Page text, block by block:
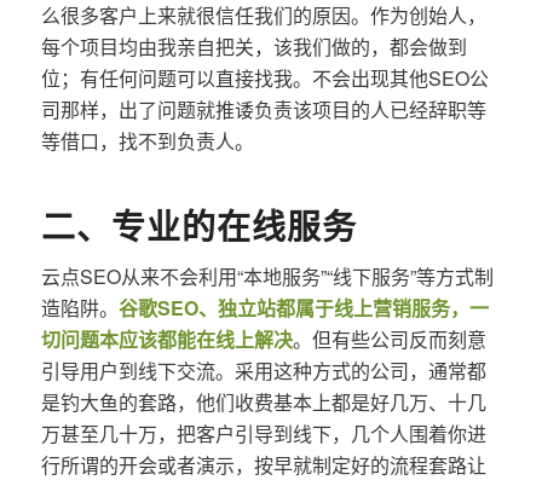
么很多客户上来就很信任我们的原因。作为创始人，
每个项目均由我亲自把关，该我们做的，都会做到
位；有任何问题可以直接找我。不会出现其他SEO公
司那样，出了问题就推诿负责该项目的人已经辞职等
等借口，找不到负责人。
二、专业的在线服务
云点SEO从来不会利用“本地服务”“线下服务”等方式制
造陷阱。 谷歌SEO、独立站都属于线上营销服务，一
切问题本应该都能在线上解决。但有些公司反而刻意
引导用户到线下交流。采用这种方式的公司，通常都
是钓大鱼的套路，他们收费基本上都是好几万、十几
万甚至几十万，把客户引导到线下，几个人围着你进
行所谓的开会或者演示，按早就制定好的流程套路让